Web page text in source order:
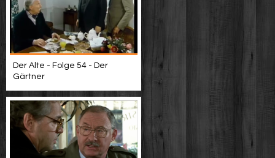
Der Alte - Folge 54 - Der
Gärtner